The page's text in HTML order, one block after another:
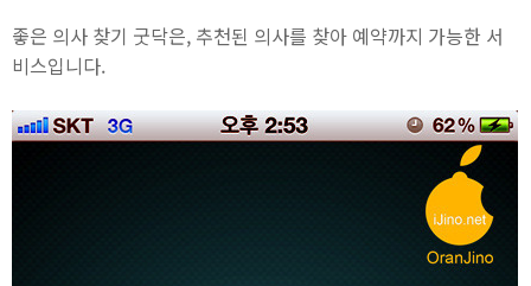
좋은 의사 찾기 굿닥은, 추천된 의사를 찾아 예약까지 가능한 서
비스입니다.